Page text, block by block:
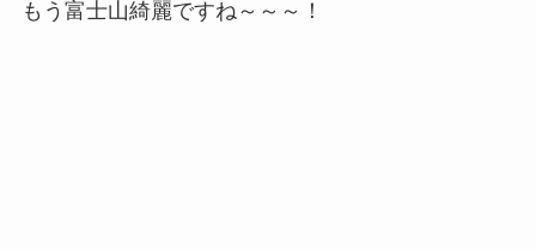
もう富士山綺麗ですね～～～！